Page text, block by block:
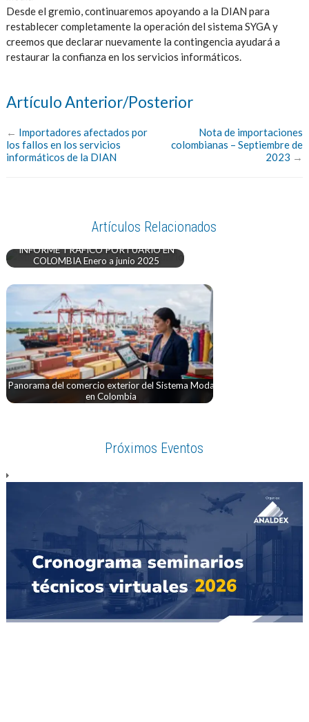
Desde el gremio, continuaremos apoyando a la DIAN para
restablecer completamente la operación del sistema SYGA y
creemos que declarar nuevamente la contingencia ayudará a
restaurar la confianza en los servicios informáticos.
Artículo Anterior/Posterior
← Importadores afectados por
los fallos en los servicios
informáticos de la DIAN
Nota de importaciones
colombianas – Septiembre de
2023 →
Artículos Relacionados
INFORME TRÁFICO PORTUARIO EN
COLOMBIA Enero a junio 2025
Panorama del comercio exterior del Sistema Moda
en Colombia
Próximos Eventos